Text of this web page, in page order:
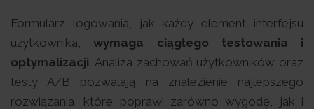
Formularz logowania, jak każdy element interfejsu
użytkownika,wymaga ciągłego testowania i
optymalizacji. Analiza zachowań użytkowników oraz
testy A/B pozwalają na znalezienie najlepszego
rozwiązania, które poprawi zarówno wygodę, jak i